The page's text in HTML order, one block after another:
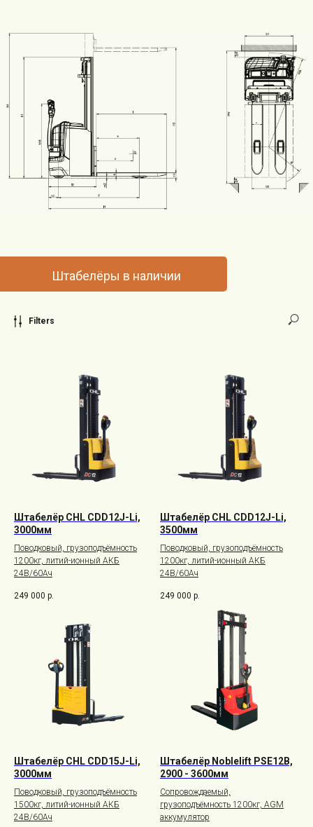
Штабелёры в наличии
Filters
Штабелёр CHL CDD12J-Li,
3000мм
Поводковый, грузоподъёмность
1200кг, литий-ионный АКБ
24В/60Ач
249 000 р.
Штабелёр CHL CDD12J-Li,
3500мм
Поводковый, грузоподъёмность
1200кг, литий-ионный АКБ
24В/60Ач
249 000 р.
Штабелёр CHL CDD15J-Li,
3000мм
Поводковый, грузоподъёмность
1500кг, литий-ионный АКБ
24В/60Ач
Штабелёр Noblelift PSE12B,
2900 - 3600мм
Сопровождаемый,
грузоподъёмность 1200кг, AGM
аккумулятор